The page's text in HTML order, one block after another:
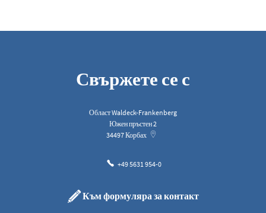
Свържете се с
Област Waldeck-Frankenberg
Южен пръстен 2
34497Корбах
+49 5631 954-0
Към формуляра за контакт